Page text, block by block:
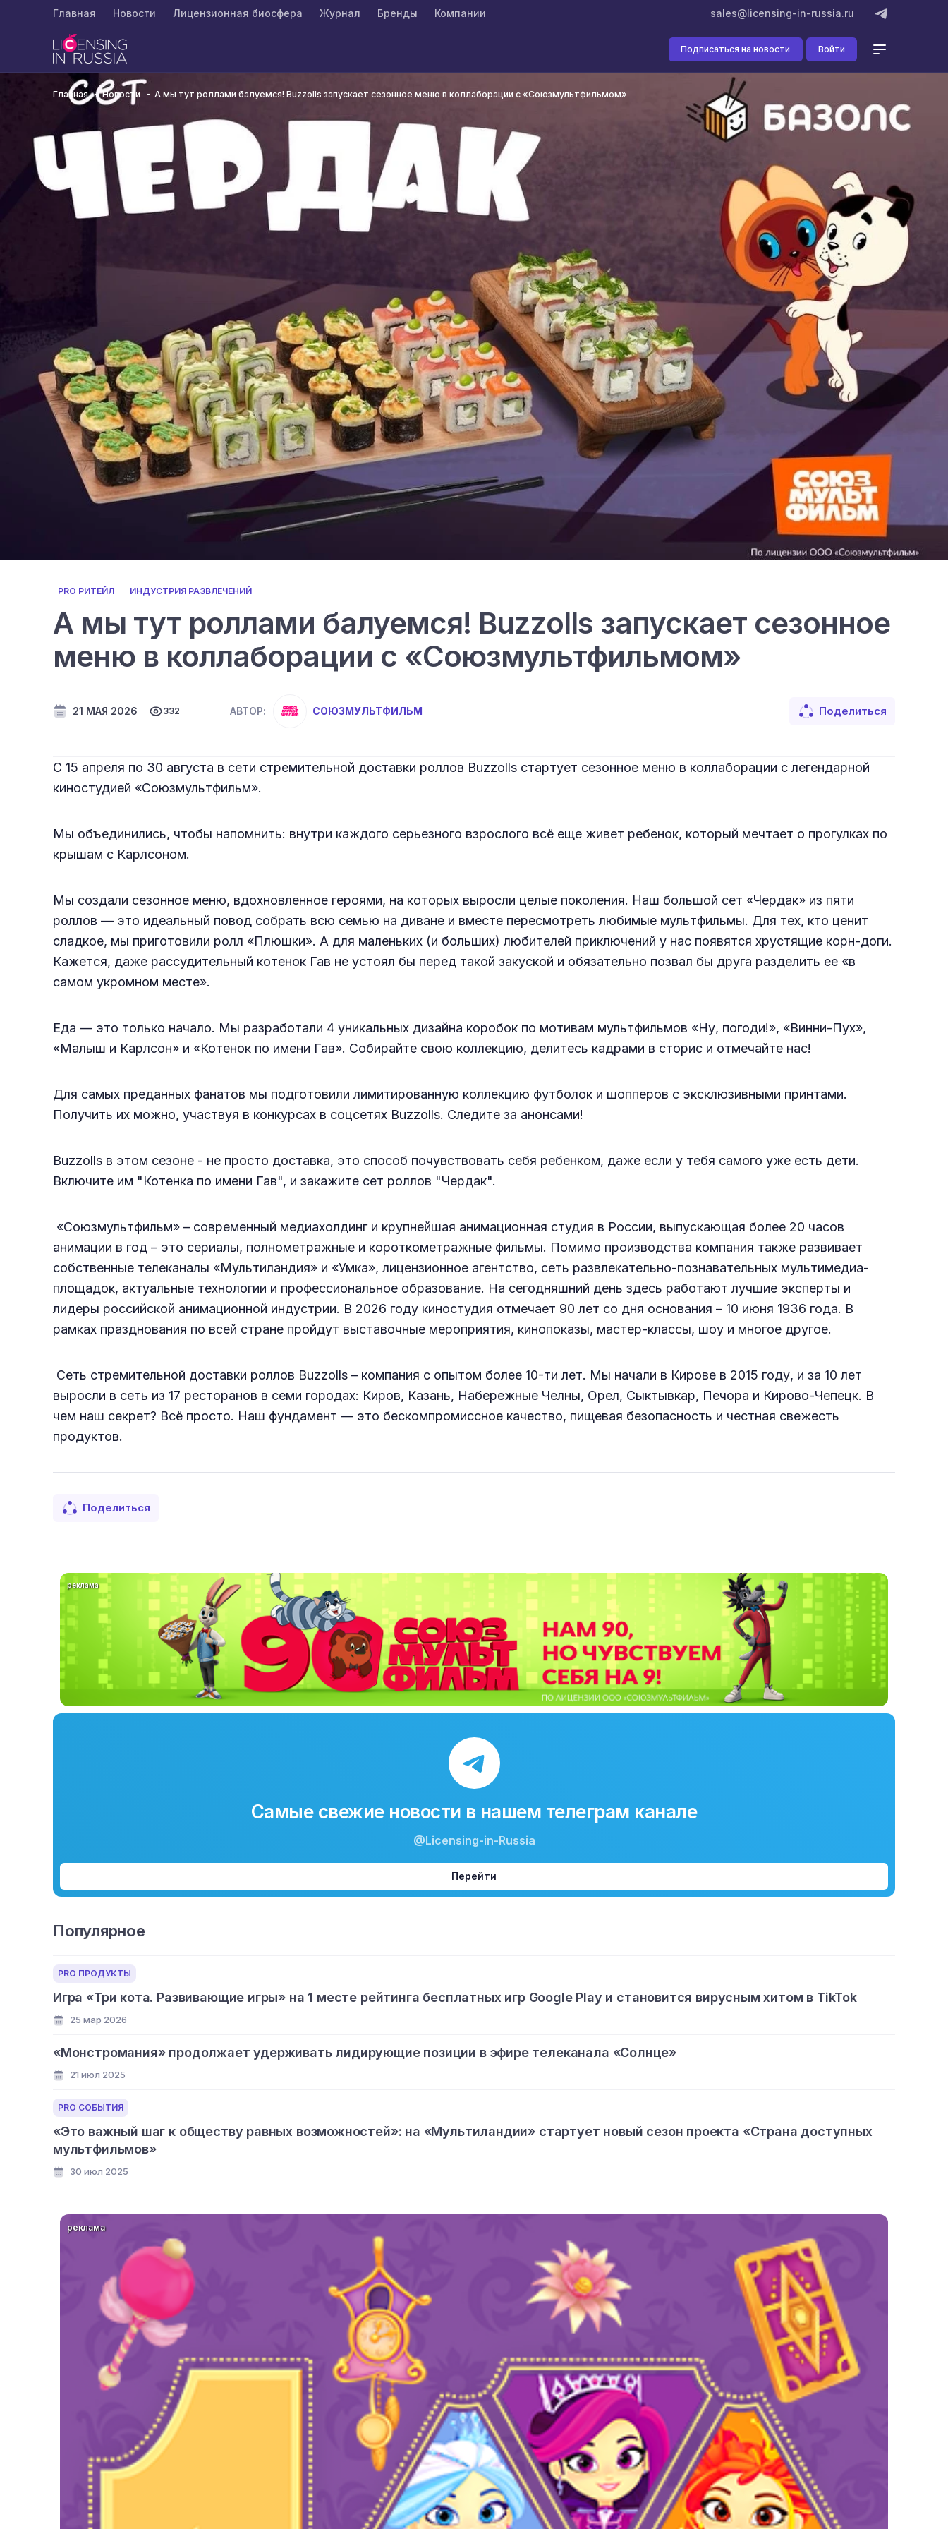
Главная Новости Лицензионная биосфера Журнал Бренды Компании sales@licensing-in-russia.ru
Подписаться на новости Войти
Главная Новости А мы тут роллами балуемся! Buzzolls запускает сезонное меню в коллаборации с «Союзмультфильмом»
PRO РИТЕЙЛ ИНДУСТРИЯ РАЗВЛЕЧЕНИЙ
А мы тут роллами балуемся! Buzzolls запускает сезонное
меню в коллаборации с «Союзмультфильмом»
21 МАЯ 2026 332 АВТОР: СОЮЗМУЛЬТФИЛЬМ Поделиться
С 15 апреля по 30 августа в сети стремительной доставки роллов Buzzolls стартует сезонное меню в коллаборации с легендарной
киностудией «Союзмультфильм».
Мы объединились, чтобы напомнить: внутри каждого серьезного взрослого всё еще живет ребенок, который мечтает о прогулках по
крышам с Карлсоном.
Мы создали сезонное меню, вдохновленное героями, на которых выросли целые поколения. Наш большой сет «Чердак» из пяти
роллов — это идеальный повод собрать всю семью на диване и вместе пересмотреть любимые мультфильмы. Для тех, кто ценит
сладкое, мы приготовили ролл «Плюшки». А для маленьких (и больших) любителей приключений у нас появятся хрустящие корн-доги.
Кажется, даже рассудительный котенок Гав не устоял бы перед такой закуской и обязательно позвал бы друга разделить ее «в
самом укромном месте».
Еда — это только начало. Мы разработали 4 уникальных дизайна коробок по мотивам мультфильмов «Ну, погоди!», «Винни-Пух»,
«Малыш и Карлсон» и «Котенок по имени Гав». Собирайте свою коллекцию, делитесь кадрами в сторис и отмечайте нас!
Для самых преданных фанатов мы подготовили лимитированную коллекцию футболок и шопперов с эксклюзивными принтами.
Получить их можно, участвуя в конкурсах в соцсетях Buzzolls. Следите за анонсами!
Buzzolls в этом сезоне - не просто доставка, это способ почувствовать себя ребенком, даже если у тебя самого уже есть дети.
Включите им "Котенка по имени Гав", и закажите сет роллов "Чердак".
«Союзмультфильм» – современный медиахолдинг и крупнейшая анимационная студия в России, выпускающая более 20 часов
анимации в год – это сериалы, полнометражные и короткометражные фильмы. Помимо производства компания также развивает
собственные телеканалы «Мультиландия» и «Умка», лицензионное агентство, сеть развлекательно-познавательных мультимедиа-
площадок, актуальные технологии и профессиональное образование. На сегодняшний день здесь работают лучшие эксперты и
лидеры российской анимационной индустрии. В 2026 году киностудия отмечает 90 лет со дня основания – 10 июня 1936 года. В
рамках празднования по всей стране пройдут выставочные мероприятия, кинопоказы, мастер-классы, шоу и многое другое.
Сеть стремительной доставки роллов Buzzolls – компания с опытом более 10-ти лет. Мы начали в Кирове в 2015 году, и за 10 лет
выросли в сеть из 17 ресторанов в семи городах: Киров, Казань, Набережные Челны, Орел, Сыктывкар, Печора и Кирово-Чепецк. В
чем наш секрет? Всё просто. Наш фундамент — это бескомпромиссное качество, пищевая безопасность и честная свежесть
продуктов.
Поделиться
реклама
Самые свежие новости в нашем телеграм канале
@Licensing-in-Russia
Перейти
Популярное
PRO ПРОДУКТЫ
Игра «Три кота. Развивающие игры» на 1 месте рейтинга бесплатных игр Google Play и становится вирусным хитом в TikTok
25 мар 2026
«Монстромания» продолжает удерживать лидирующие позиции в эфире телеканала «Солнце»
21 июл 2025
PRO СОБЫТИЯ
«Это важный шаг к обществу равных возможностей»: на «Мультиландии» стартует новый сезон проекта «Страна доступных
мультфильмов»
30 июл 2025
реклама